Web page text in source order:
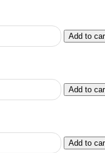
Add to
Add to
Add to